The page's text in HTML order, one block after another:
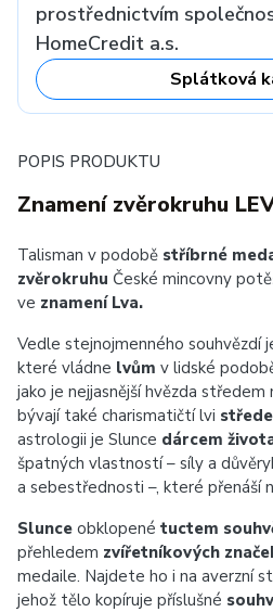
prostřednictvím
HomeCredit a.s.
Splátková
POPIS PRODUKTU
Znamení zvěrokruhu
Talisman v podobě stříbrné
zvěrokruhu České mincovny
ve znamení Lva.
Vedle stejnojmenného souhvězdí
které vládne lvům v lidské
jako je nejjasnější hvězda středem
bývají také charismatičtí lvi
astrologii je Slunce dárcem
špatných vlastností – síly a
a sebestřednosti –, které přenáší
Slunce obklopené tuctem
přehledem zvířetníkových
medaile. Najdete ho i na averzní
jehož tělo kopíruje příslušné